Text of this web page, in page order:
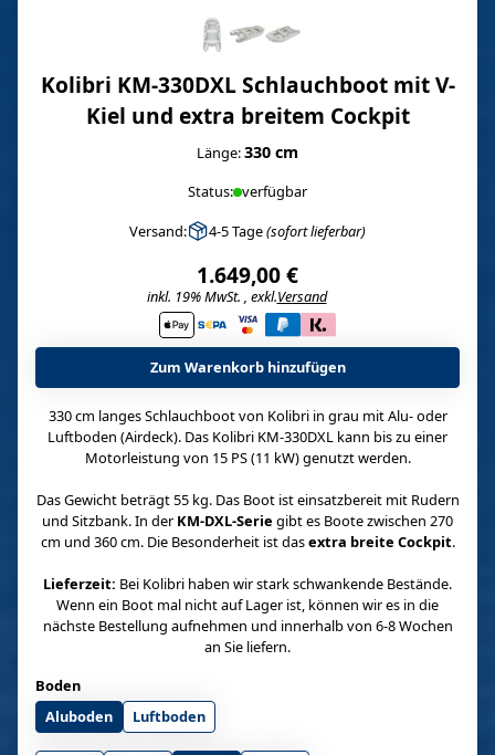
Kolibri KM-330DXL Schlauchboot mit V-
Kiel und extra breitem Cockpit
Länge:330 cm
Status: verfügbar
Versand:
4-5 Tage(sofort lieferbar)
1.649,00 €
inkl. 19% MwSt. , exkl.Versand
Zum Warenkorb hinzufügen
330 cm langes Schlauchboot von Kolibri in grau mit Alu- oder
Luftboden (Airdeck). Das Kolibri KM-330DXL kann bis zu einer
Motorleistung von 15 PS (11 kW) genutzt werden.
Das Gewicht beträgt 55 kg. Das Boot ist einsatzbereit mit Rudern
und Sitzbank. In der KM-DXL-Serie gibt es Boote zwischen 270
cm und 360 cm. Die Besonderheit ist dasextra breite Cockpit.
Lieferzeit: Bei Kolibri haben wir stark schwankende Bestände.
Wenn ein Boot mal nicht auf Lager ist, können wir es in die
nächste Bestellung aufnehmen und innerhalb von 6-8 Wochen
an Sie liefern.
Boden
Aluboden
Luftboden